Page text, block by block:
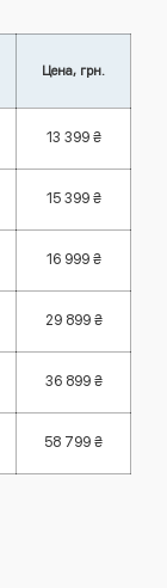
Цена, грн.
13 399 ₴
15 399 ₴
16 999 ₴
29 899 ₴
36 899 ₴
58 799 ₴